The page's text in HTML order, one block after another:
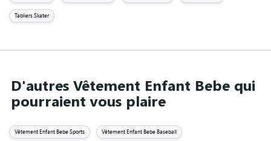
Tabliers Skater
D'autres Vêtement Enfant Bebe qui
pourraient vous plaire
Vêtement Enfant Bebe Sports Vêtement Enfant Bebe Baseball